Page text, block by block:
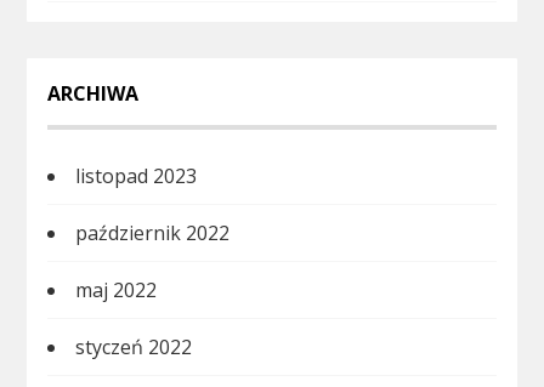
ARCHIWA
listopad 2023
październik 2022
maj 2022
styczeń 2022